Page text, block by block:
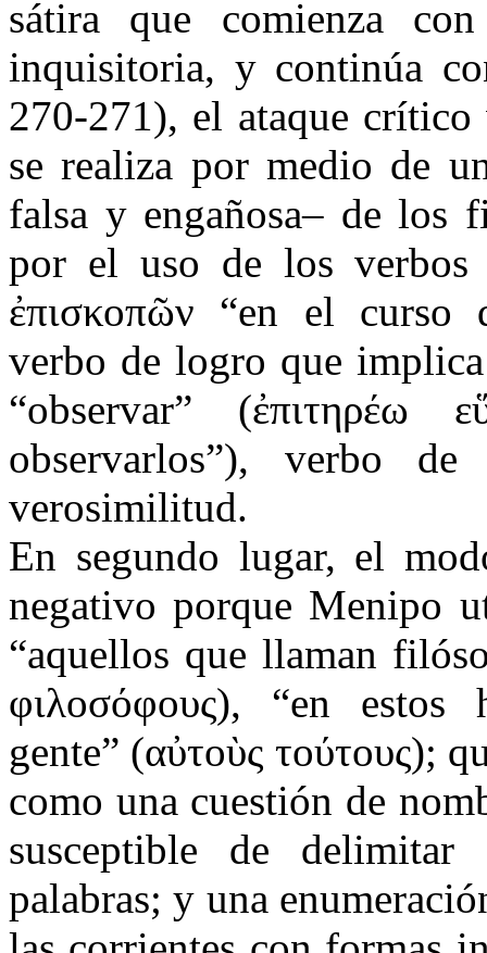
sátira que comienza
inquisitoria, y continúa
270-271), el ataque
se realiza por medio de
falsa y engañosa– de los
por el uso de los verbos
ἐπισκοπῶν “en el curso
verbo de logro que
“observar” (ἐπιτηρέω
observarlos”), verbo
verosimilitud.
En segundo lugar, el
negativo porque Menipo
“aquellos que llaman
φιλοσόφους), “en estos
gente” (αὐτοὺς τούτους);
como una cuestión de
susceptible de
palabras; y una